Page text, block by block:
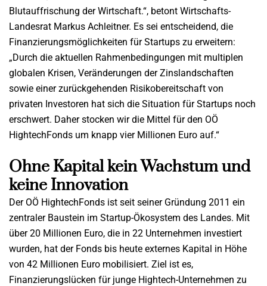
Blutauffrischung der Wirtschaft.“, betont Wirtschafts-
Landesrat Markus Achleitner. Es sei entscheidend, die
Finanzierungsmöglichkeiten für Startups zu erweitern:
„Durch die aktuellen Rahmenbedingungen mit multiplen
globalen Krisen, Veränderungen der Zinslandschaften
sowie einer zurückgehenden Risikobereitschaft von
privaten Investoren hat sich die Situation für Startups noch
erschwert. Daher stocken wir die Mittel für den OÖ
HightechFonds um knapp vier Millionen Euro auf.“
Ohne Kapital kein Wachstum und
keine Innovation
Der OÖ HightechFonds ist seit seiner Gründung 2011 ein
zentraler Baustein im Startup-Ökosystem des Landes. Mit
über 20 Millionen Euro, die in 22 Unternehmen investiert
wurden, hat der Fonds bis heute externes Kapital in Höhe
von 42 Millionen Euro mobilisiert. Ziel ist es,
Finanzierungslücken für junge Hightech-Unternehmen zu